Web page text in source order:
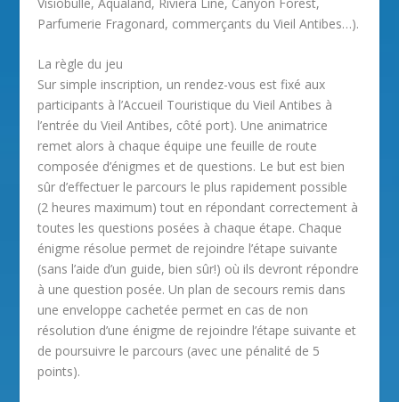
Parfumerie Fragonard, commerçants du Vieil Antibes…).
La règle du jeu
Sur simple inscription, un rendez-vous est fixé aux
participants à l’Accueil Touristique du Vieil Antibes à
l’entrée du Vieil Antibes, côté port). Une animatrice
remet alors à chaque équipe une feuille de route
composée d’énigmes et de questions. Le but est bien
sûr d’effectuer le parcours le plus rapidement possible
(2 heures maximum) tout en répondant correctement à
toutes les questions posées à chaque étape. Chaque
énigme résolue permet de rejoindre l’étape suivante
(sans l’aide d’un guide, bien sûr!) où ils devront répondre
à une question posée. Un plan de secours remis dans
une enveloppe cachetée permet en cas de non
résolution d’une énigme de rejoindre l’étape suivante et
de poursuivre le parcours (avec une pénalité de 5
points).